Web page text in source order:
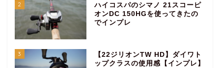
2
ハイコスパのシマノ 21スコーピ
オンDC 150HGを使ってきたの
でインプレ
3
【22ジリオンTW HD】ダイワト
ップクラスの使用感【インプレ】